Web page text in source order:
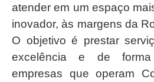
atender em um espaço
inovador, às margens da
O objetivo é prestar
excelência e de
empresas que operam